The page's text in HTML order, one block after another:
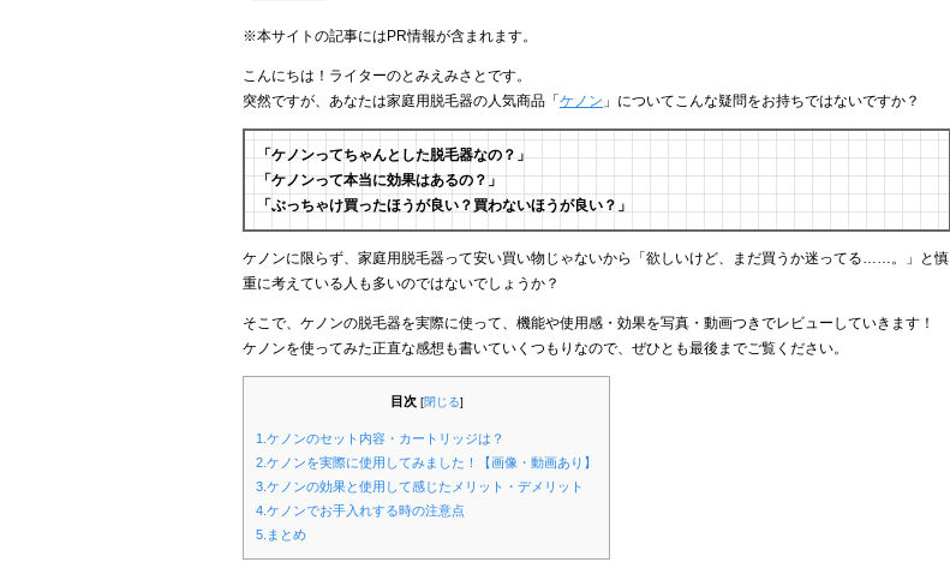
※本サイトの記事にはPR情報が含まれます。
こんにちは！ライターのとみえみさとです。
突然ですが、あなたは家庭用脱毛器の人気商品「 ケノン 」についてこんな疑問をお持ちではないですか？
「ケノンってちゃんとした脱毛器なの？」
「ケノンって本当に効果はあるの？」
「ぶっちゃけ買ったほうが良い？買わないほうが良い？」
ケノンに限らず、家庭用脱毛器って安い買い物じゃないから「欲しいけど、まだ買うか迷ってる……。」と慎
重に考えている人も多いのではないでしょうか？
そこで、ケノンの脱毛器を実際に使って、機能や使用感・効果を写真・動画つきでレビューしていきます！
ケノンを使ってみた正直な感想も書いていくつもりなので、ぜひとも最後までご覧ください。
目次 [閉じる]
1.ケノンのセット内容・カートリッジは？
2.ケノンを実際に使用してみました！【画像・動画あり】
3.ケノンの効果と使用して感じたメリット・デメリット
4.ケノンでお手入れする時の注意点
5.まとめ